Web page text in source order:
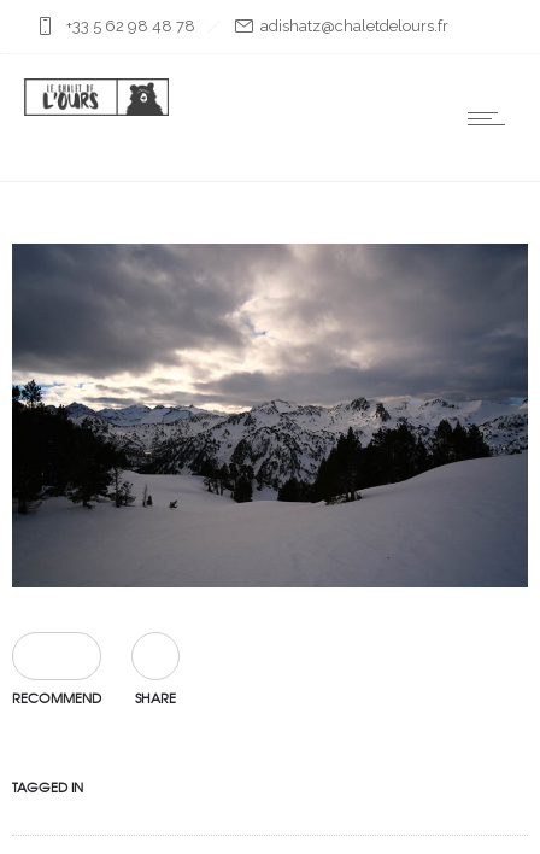
+33 5 62 98 48 78 rf.sruoledtelahc@ztahsida
RECOMMEND SHARE
TAGGED IN